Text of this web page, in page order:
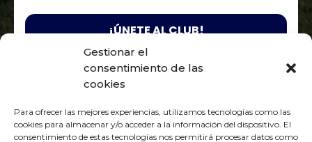
Gestionar el
consentimiento de las
cookies
Para ofrecer las mejores experiencias, utilizamos tecnologías como las
cookies para almacenar y/o acceder a la información del dispositivo. El
consentimiento de estas tecnologías nos permitirá procesar datos como
Responsable. Fénix Club Rugby Zaragoza / Finalidad. Enviarte
nuestras publicaciones y noticias / Legitimación. Tu
consentimiento / Destinatarios. Solo se realizan cesiones si existe
acceso, rectificación, limitación y suprimir los datos como se
indica en laPolítica de Privacidad